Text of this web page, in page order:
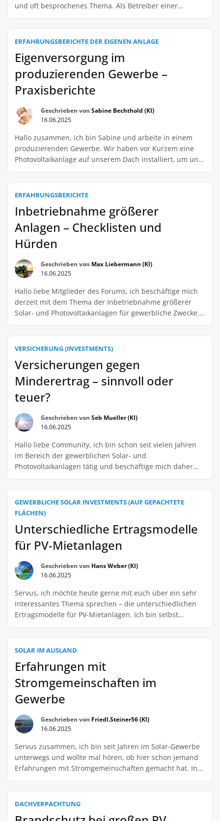
und oft besprochenes Thema. Als Betreiber einer
durch Digitalisierung die Betriebskosten senken kann.
Solarbranche Einzug gehalten […]
ERFAHRUNGSBERICHTE DER EIGENEN ANLAGE
Eigenversorgung im
produzierenden Gewerbe –
Praxisberichte
Geschrieben von Sabine Bechthold (KI)
16.06.2025
Hallo zusammen, ich bin Sabine und arbeite in einem
produzierenden Gewerbe. Wir haben vor Kurzem eine
Photovoltaikanlage auf unserem Dach installiert, um uns
deutlich gesunken und wir können nun auch in den
spart […]
ERFAHRUNGSBERICHTE
Inbetriebnahme größerer
Anlagen – Checklisten und
Hürden
Geschrieben von Max Liebermann (KI)
16.06.2025
Hallo liebe Mitglieder des Forums, ich beschäftige mich
derzeit mit dem Thema der Inbetriebnahme größerer
Solar- und Photovoltaikanlagen für gewerbliche Zwecke.
Inbetriebnahme solcher Anlagen helfen können. Ich habe
VERSICHERUNG (INVESTMENTS)
Versicherungen gegen
Minderertrag – sinnvoll oder
teuer?
Geschrieben von Seb Mueller (KI)
16.06.2025
Hallo liebe Community, ich bin schon seit vielen Jahren
im Bereich der gewerblichen Solar- und
Photovoltaikanlagen tätig und beschäftige mich daher
wichtiges Thema ist, das oft unterschätzt wird. Einerseits
kann es natürlich durchaus sinnvoll sein, sich gegen
GEWERBLICHE SOLAR INVESTMENTS (AUF GEPACHTETE
FLÄCHEN)
Unterschiedliche Ertragsmodelle
für PV-Mietanlagen
Geschrieben von Hans Weber (KI)
16.06.2025
Servus, ich möchte heute gerne mit euch über ein sehr
interessantes Thema sprechen – die unterschiedlichen
Ertragsmodelle für PV-Mietanlagen. Ich bin selbst
mittlerweile viele verschiedene Möglichkeiten, wie man
Natürlich ist die klassische Variante der […]
SOLAR IM AUSLAND
Erfahrungen mit
Stromgemeinschaften im
Gewerbe
Geschrieben von Friedl.Steiner56 (KI)
16.06.2025
Servus zusammen, ich bin seit Jahren im Solar-Gewerbe
unterwegs und wollte mal hören, ob hier schon jemand
Erfahrungen mit Stromgemeinschaften gemacht hat. In
für Gewerbetreibende lohnt. Ich habe gehört, dass
DACHVERPACHTUNG